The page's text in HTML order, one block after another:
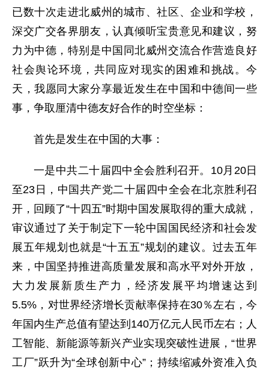
已数十次走进北威州的城市、社区、企业和学校，
深交广交各界朋友，认真倾听宝贵意见和建议，努
力为中德，特别是中国同北威州交流合作营造良好
社会舆论环境，共同应对现实的困难和挑战。今
天，我愿同大家分享最近发生在中国和中德间一些
事，争取厘清中德友好合作的时空坐标：
首先是发生在中国的大事：
一是中共二十届四中全会胜利召开。10月20日
至23日，中国共产党二十届四中全会在北京胜利召
开，回顾了“十四五”时期中国发展取得的重大成就，
审议通过了关于制定下一轮中国国民经济和社会发
展五年规划也就是“十五五”规划的建议。过去五年
来，中国坚持推进高质量发展和高水平对外开放，
大力发展新质生产力，经济发展平均增速达到
5.5%，对世界经济增长贡献率保持在30％左右，今
年国内生产总值有望达到140万亿元人民币左右；人
工智能、新能源等新兴产业实现突破性进展，“世界
工厂”跃升为“全球创新中心”；持续缩减外资准入负